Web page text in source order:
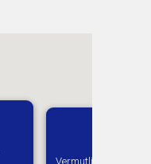
Vermutlich geboren